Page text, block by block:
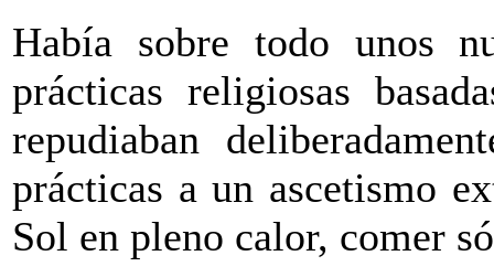
Había sobre todo unos
prácticas religiosas
repudiaban
prácticas a un ascetismo
Sol en pleno calor, comer